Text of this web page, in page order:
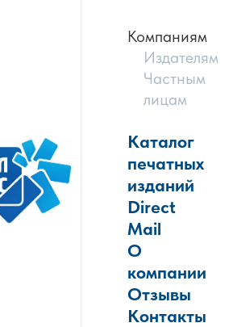
Компаниям
Издателям
Частным
лицам
Каталог
печатных
изданий
Direct
Mail
О
компании
Отзывы
Контакты